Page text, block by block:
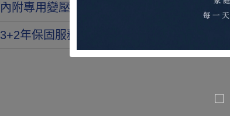
內附專用變壓器(HHP-AH02)
3+2年保固服務